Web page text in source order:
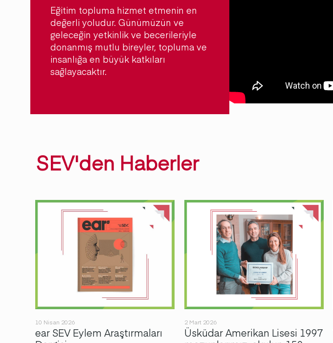
Eğitim topluma hizmet etmenin en
değerli yoludur. Günümüzün ve
geleceğin yetkinlik ve becerileriyle
donanmış mutlu bireyler, topluma ve
insanlığa en büyük katkıları
sağlayacaktır.
SEV'den Haberler
10 Nisan 2026
ear SEV Eylem Araştırmaları
2 Mart 2026
Üsküdar Amerikan Lisesi 1997